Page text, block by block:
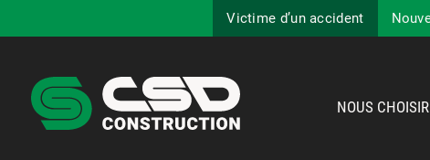
Victime d’un accident
NOUS CHOISIR